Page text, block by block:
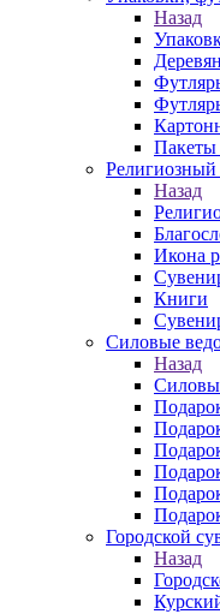
Назад
Пакеты
Религиозный
Назад
Икона
Книги
Силовые
Назад
Городской
Назад